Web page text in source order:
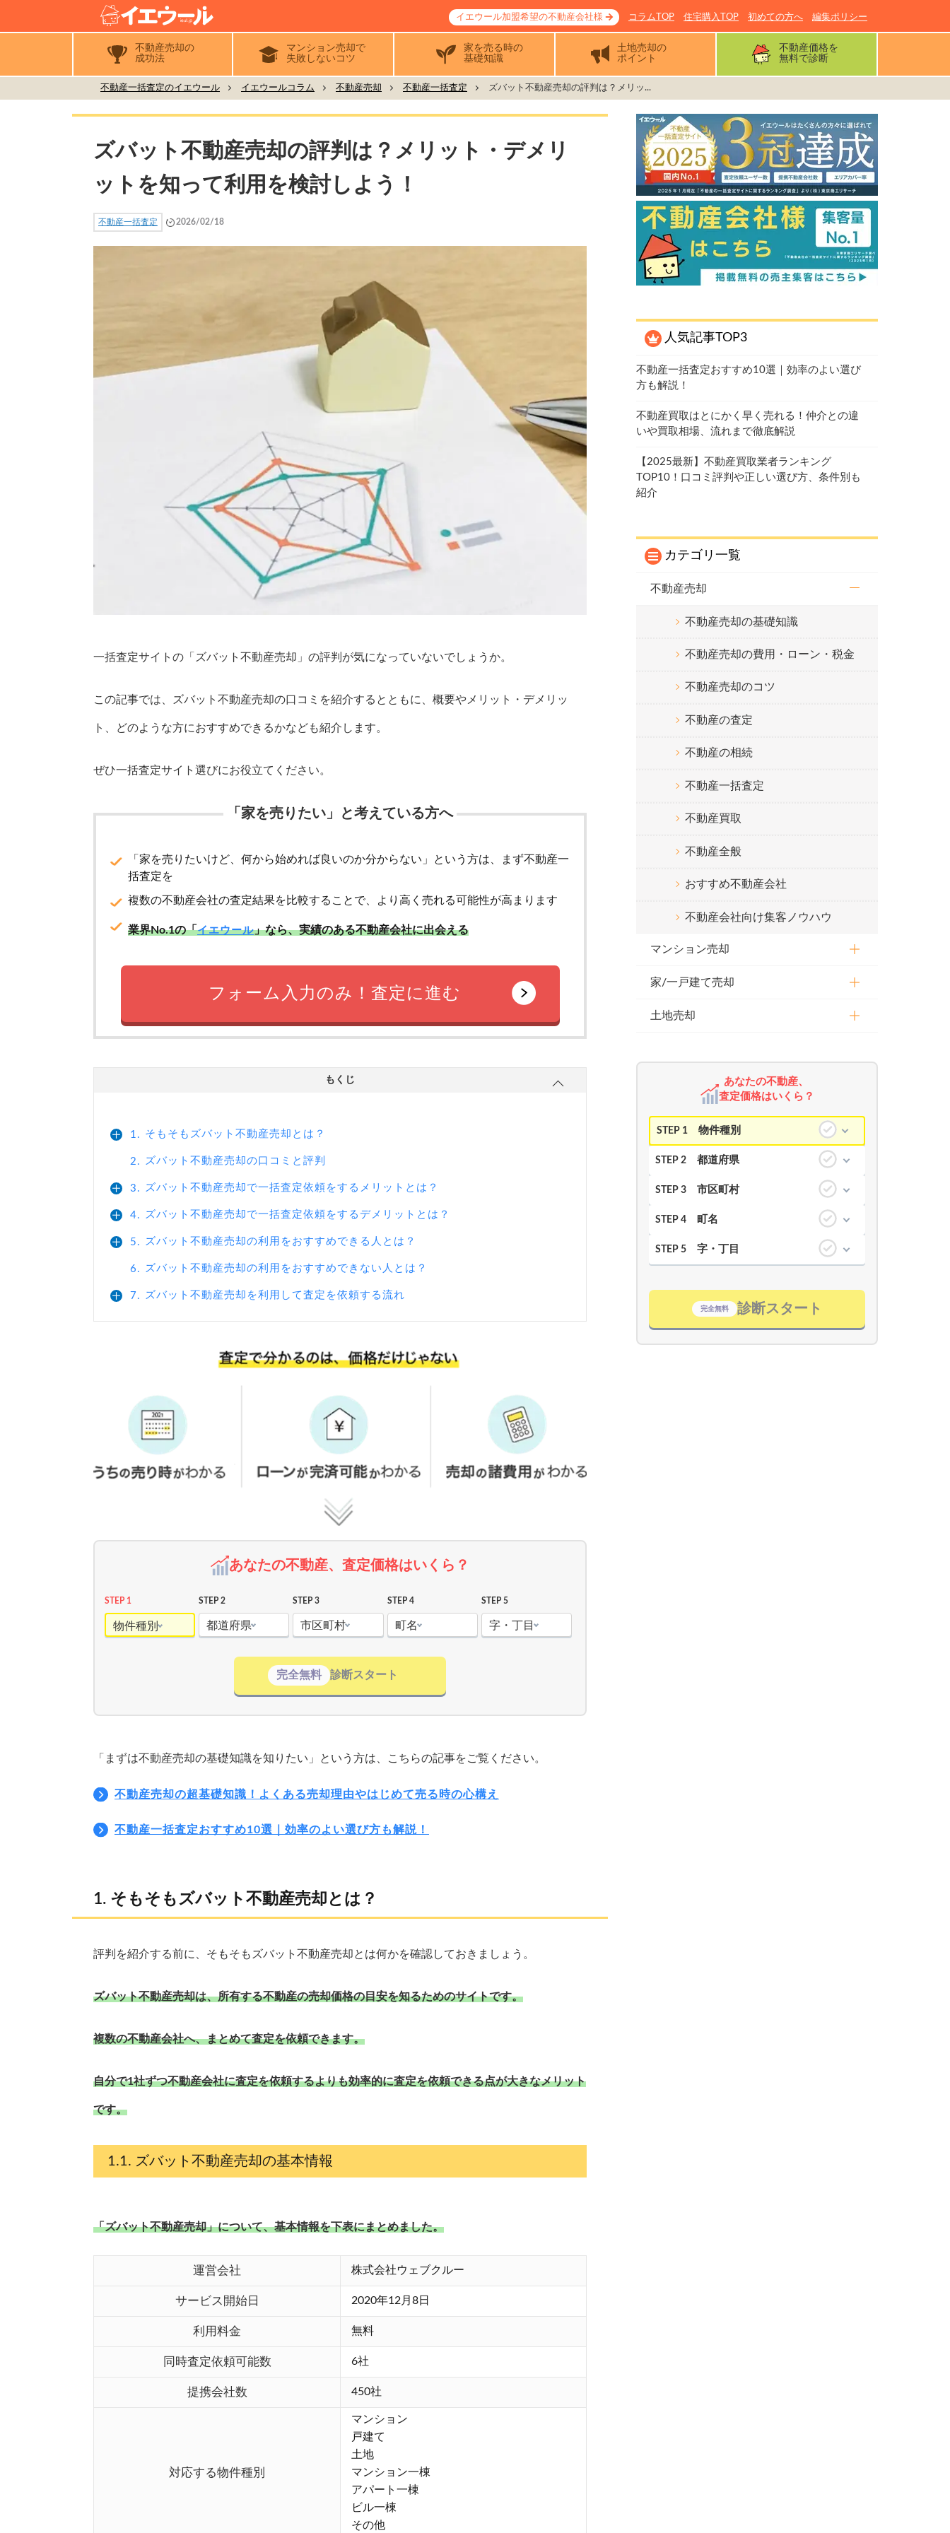
イエウール加盟希望の不動産会社様 コラムTOP 住宅購入TOP 初めての方へ 編集ポリシー
不動産売却の
成功法
マンション売却で
失敗しないコツ
家を売る時の
基礎知識
土地売却の
ポイント
不動産価格を
無料で診断
不動産一括査定のイエウール イエウールコラム 不動産売却 不動産一括査定 ズバット不動産売却の評判は？メリッ...
ズバット不動産売却の評判は？メリット・デメリ
ットを知って利用を検討しよう！
不動産一括査定 2026/02/18
一括査定サイトの「ズバット不動産売却」の評判が気になっていないでしょうか。
この記事では、ズバット不動産売却の口コミを紹介するとともに、概要やメリット・デメリッ
ト、どのような方におすすめできるかなども紹介します。
ぜひ一括査定サイト選びにお役立てください。
「家を売りたい」と考えている方へ
「家を売りたいけど、何から始めれば良いのか分からない」という方は、まず不動産一
括査定を
複数の不動産会社の査定結果を比較することで、より高く売れる可能性が高まります
業界No.1の「イエウール」なら、実績のある不動産会社に出会える
フォーム入力のみ！査定に進む
もくじ
1. そもそもズバット不動産売却とは？
2. ズバット不動産売却の口コミと評判
3. ズバット不動産売却で一括査定依頼をするメリットとは？
4. ズバット不動産売却で一括査定依頼をするデメリットとは？
5. ズバット不動産売却の利用をおすすめできる人とは？
6. ズバット不動産売却の利用をおすすめできない人とは？
7. ズバット不動産売却を利用して査定を依頼する流れ
あなたの不動産、査定価格はいくら？
STEP 1
物件種別
STEP 2
都道府県
STEP 3
市区町村
STEP 4
町名
STEP 5
字・丁目
完全無料 診断スタート
「まずは不動産売却の基礎知識を知りたい」という方は、こちらの記事をご覧ください。
不動産売却の超基礎知識！よくある売却理由やはじめて売る時の心構え
不動産一括査定おすすめ10選｜効率のよい選び方も解説！
そもそもズバット不動産売却とは？
評判を紹介する前に、そもそもズバット不動産売却とは何かを確認しておきましょう。
ズバット不動産売却は、所有する不動産の売却価格の目安を知るためのサイトです。
複数の不動産会社へ、まとめて査定を依頼できます。
自分で1社ずつ不動産会社に査定を依頼するよりも効率的に査定を依頼できる点が大きなメリット
です。
ズバット不動産売却の基本情報
「ズバット不動産売却」について、基本情報を下表にまとめました。
運営会社 株式会社ウェブクルー
サービス開始日 2020年12月8日
利用料金 無料
同時査定依頼可能数 6社
提携会社数 450社
対応する物件種別
マンション
戸建て
土地
マンション一棟
アパート一棟
ビル一棟
その他
人気記事TOP3
不動産一括査定おすすめ10選｜効率のよい選び
方も解説！
不動産買取はとにかく早く売れる！仲介との違
いや買取相場、流れまで徹底解説
【2025最新】不動産買取業者ランキング
TOP10！口コミ評判や正しい選び方、条件別も
紹介
カテゴリ一覧
不動産売却
不動産売却の基礎知識
不動産売却の費用・ローン・税金
不動産売却のコツ
不動産の査定
不動産の相続
不動産一括査定
不動産買取
不動産全般
おすすめ不動産会社
不動産会社向け集客ノウハウ
マンション売却
家/一戸建て売却
土地売却
あなたの不動産、
査定価格はいくら？
STEP 1 物件種別
STEP 2 都道府県
STEP 3 市区町村
STEP 4 町名
STEP 5 字・丁目
完全無料 診断スタート